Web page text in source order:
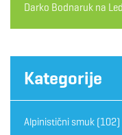
Darko Bodnaruk na
Kategorije
Alpinistični smuk (102)